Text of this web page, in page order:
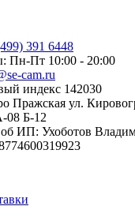
391 6448
Пн-Пт 10:00 - 20:00
cam.ru
индекс 142030
Пражская ул.
Б-12
ИП: Ухоботов